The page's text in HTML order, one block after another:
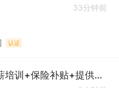
33分钟前
认证
HWP财务规划师（带薪培训+保险补贴+提供客源）